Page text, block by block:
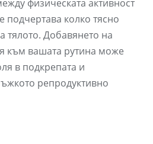
физическата активност
подчертава колко тясно
тялото. Добавянето на
към вашата рутина може
в подкрепата и
репродуктивно